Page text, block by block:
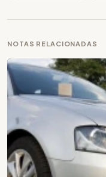
NOTAS RELACIONADAS